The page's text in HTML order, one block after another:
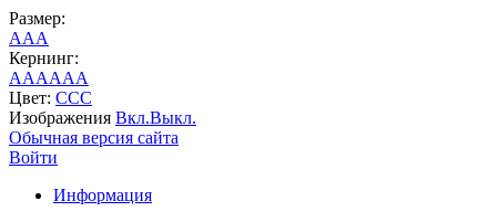
Размер:
AAA
Кернинг:
AAAAAA
Цвет: CCC
Изображения Вкл.Выкл.
Обычная версия сайта
Войти
Информация